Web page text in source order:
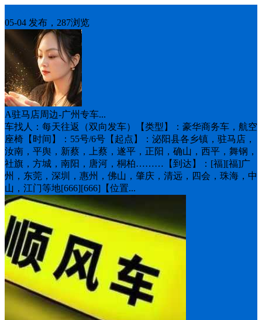
05-04 发布，287浏览
A驻马店周边-广州专车...
车找人：每天往返（双向发车）【类型】：豪华商务车，航空
座椅【时间】：5️5号/6号【起点】：泌阳县各乡镇，驻马店，
汝南，平舆，新蔡，上蔡，遂平，正阳，确山，西平，舞钢，
社旗，方城，南阳，唐河，桐柏………【到达】：[福][福]广
州，东莞，深圳，惠州，佛山，肇庆，清远，四会，珠海，中
山，江门等地[666][666]【位置...